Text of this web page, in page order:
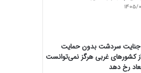
1405/
جنایت سردشت بدون حمایت
کشورهای غربی هرگز نمی‌توانست
رخ دهد